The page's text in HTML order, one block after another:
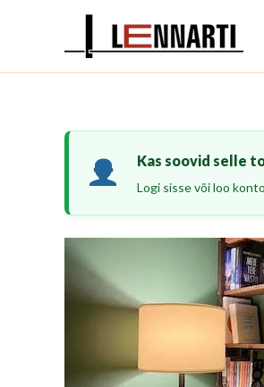
Kas soovid selle
Logi sisse või loo